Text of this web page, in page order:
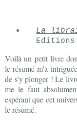
La
Voilà un petit livre
le résumé m'a
de s'y plonger ! Le
me le faut
espérant que cet
le résumé.